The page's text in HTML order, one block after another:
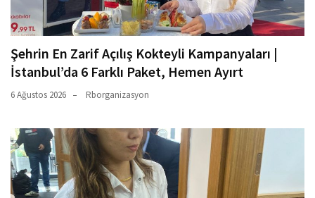
Şehrin En Zarif Açılış Kokteyli Kampanyaları |
İstanbul’da 6 Farklı Paket, Hemen Ayırt
6 Ağustos 2026 Rborganizasyon